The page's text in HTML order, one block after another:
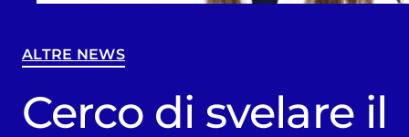
ALTRE NEWS
Cerco di svelare il